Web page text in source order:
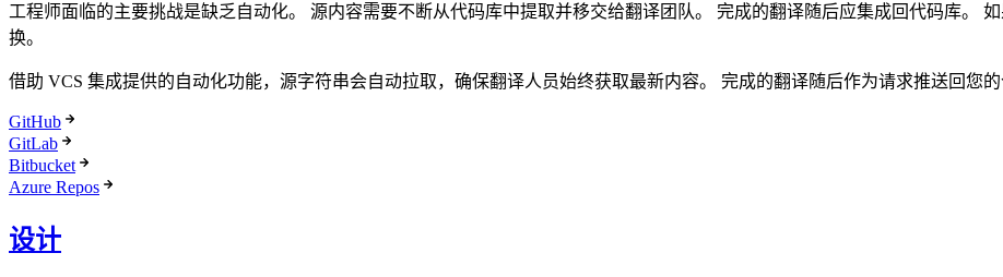
工程师面临的主要挑战是缺乏自动化。 源内容需要不断从代码库中提取并移交给翻译团队。 完成的翻译随后应集成回代码库。
换。
借助 VCS 集成提供的自动化功能，源字符串会自动拉取，确保翻译人员始终获取最新内容。 完成的翻译随后作为请求推送回您的
GitHub
GitLab
Bitbucket
Azure Repos
设计